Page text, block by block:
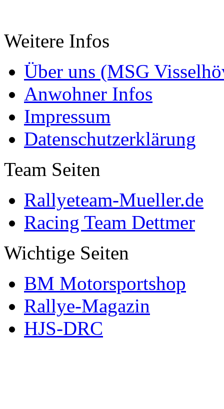
Weitere Infos
Über uns (MSG
Anwohner Infos
Impressum
Datenschutzerklärung
Team Seiten
Rallyeteam-Mueller.de
Racing Team Dettmer
Wichtige Seiten
BM Motorsportshop
Rallye-Magazin
HJS-DRC